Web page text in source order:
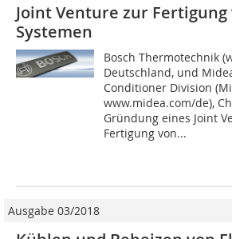
Joint Venture zur Fertigung
Systemen
Bosch Thermotechnik
Deutschland, und
Conditioner Division
www.midea.com/de),
Gründung eines Joint
Fertigung von...
Ausgabe 03/2018